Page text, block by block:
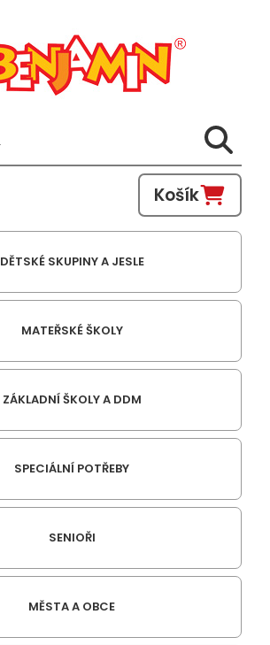
Košík
DĚTSKÉ SKUPINY A JESLE
MATEŘSKÉ ŠKOLY
ZÁKLADNÍ ŠKOLY A DDM
SPECIÁLNÍ POTŘEBY
SENIOŘI
MĚSTA A OBCE